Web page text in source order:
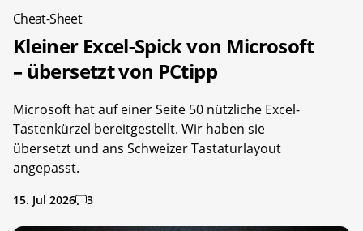
Cheat-Sheet
Kleiner Excel-Spick von Microsoft
– übersetzt von PCtipp
Microsoft hat auf einer Seite 50 nützliche Excel-
Tastenkürzel bereitgestellt. Wir haben sie
übersetzt und ans Schweizer Tastaturlayout
angepasst.
15. Jul 2026 3